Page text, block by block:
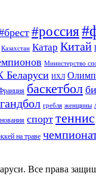
#россия
Казахстан Катар Китай
Министерство
НХЛ
баскетбол
гандбол гребля женщины
спорт теннис
на траве
Все права